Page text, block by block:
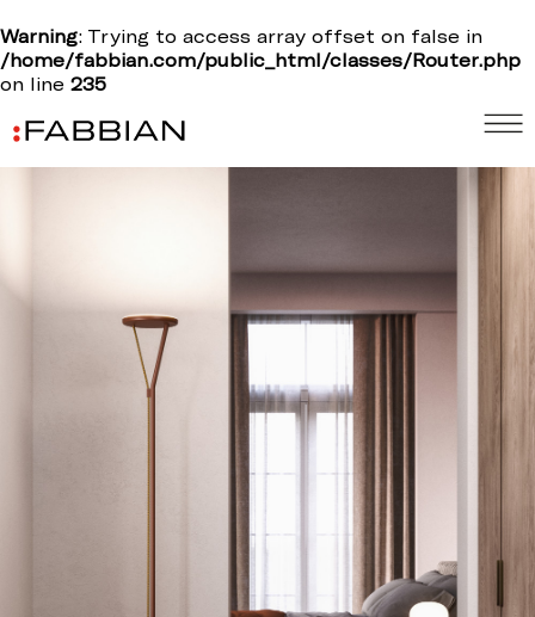
Warning: Trying to access array offset on false in
/home/fabbian.com/public_html/classes/Router.php
on line 235